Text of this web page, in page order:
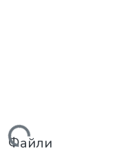
Файли